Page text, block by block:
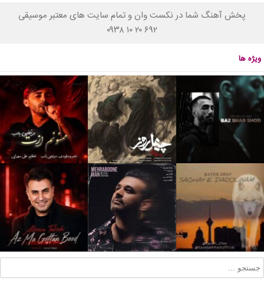
پخش آهنگ شما در نکست وان و تمام سایت های معتبر موسیقی
۰۹۳۸ ۱۰ ۲۰ ۶۹۲
ویژه ها